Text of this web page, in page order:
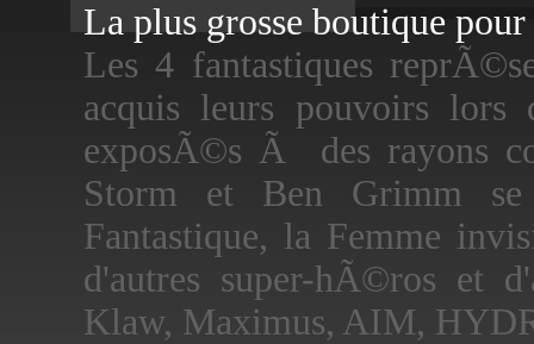
La plus grosse boutique
Les 4 fantastiques
acquis leurs pouvoirs
exposÃ©s Ã des rayons
Storm et Ben Grimm se
Fantastique, la Femme
d'autres super-hÃ©ros et
Klaw, Maximus, AIM,